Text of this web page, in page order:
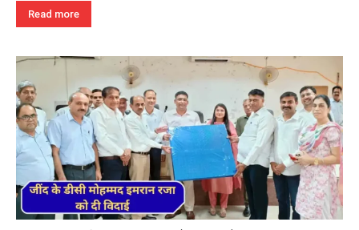
Read more